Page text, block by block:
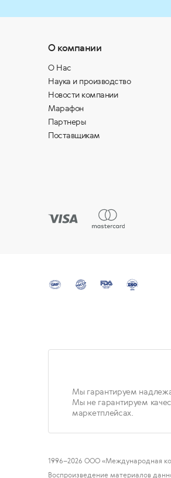
О компании
О Нас
Наука и производство
Новости компании
Марафон
Партнеры
Поставщикам
Мы гарантируем
Мы не гарантируем
маркетплейсах.
1996–2026 ООО «Международная
Воспроизведение материалов